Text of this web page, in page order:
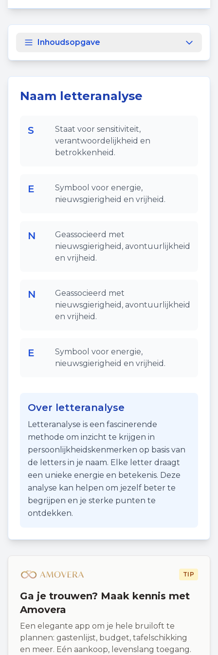
Inhoudsopgave
Naam letteranalyse
S
Staat voor sensitiviteit,
verantwoordelijkheid en
betrokkenheid.
E
Symbool voor energie,
nieuwsgierigheid en vrijheid.
N
Geassocieerd met
nieuwsgierigheid, avontuurlijkheid
en vrijheid.
N
Geassocieerd met
nieuwsgierigheid, avontuurlijkheid
en vrijheid.
E
Symbool voor energie,
nieuwsgierigheid en vrijheid.
Over letteranalyse
Letteranalyse is een fascinerende
methode om inzicht te krijgen in
persoonlijkheidskenmerken op basis van
de letters in je naam. Elke letter draagt
een unieke energie en betekenis. Deze
analyse kan helpen om jezelf beter te
begrijpen en je sterke punten te
ontdekken.
TIP
Ga je trouwen? Maak kennis met
Amovera
Een elegante app om je hele bruiloft te
plannen: gastenlijst, budget, tafelschikking
en meer. Eén aankoop, levenslang toegang.